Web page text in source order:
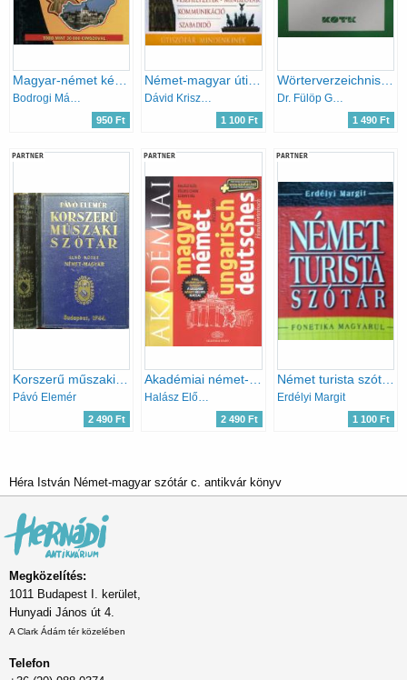
950 Ft 1 100 Ft
Wörterverzeichnis-Erläuterung Kommentar zum Lehrbuch - Wirtschaft-Handel-Handelsrecht - (Szószedet-Kiegészítés-Kommentár)
Dr. Fülöp Gábor
1 490 Ft
PARTNER
Korszerű műszaki szótár I. (német-magyar)
Pávó Elemér
2 490 Ft
PARTNER
Akadémiai német-magyar kéziszótár / Deutsch-Ungarisches Handwörterbuch
Halász Előd - Földes Csaba - Uzonyi Pál
2 490 Ft
PARTNER
Német turista szótár - Hogyan boldoguljunk külföldön nyelvtudás nélkül?
Erdélyi Margit
1 100 Ft
Héra István Német-magyar szótár c. antikvár könyv
Megközelítés:
1011 Budapest I. kerület,
Hunyadi János út 4.
A Clark Ádám tér közelében
Telefon